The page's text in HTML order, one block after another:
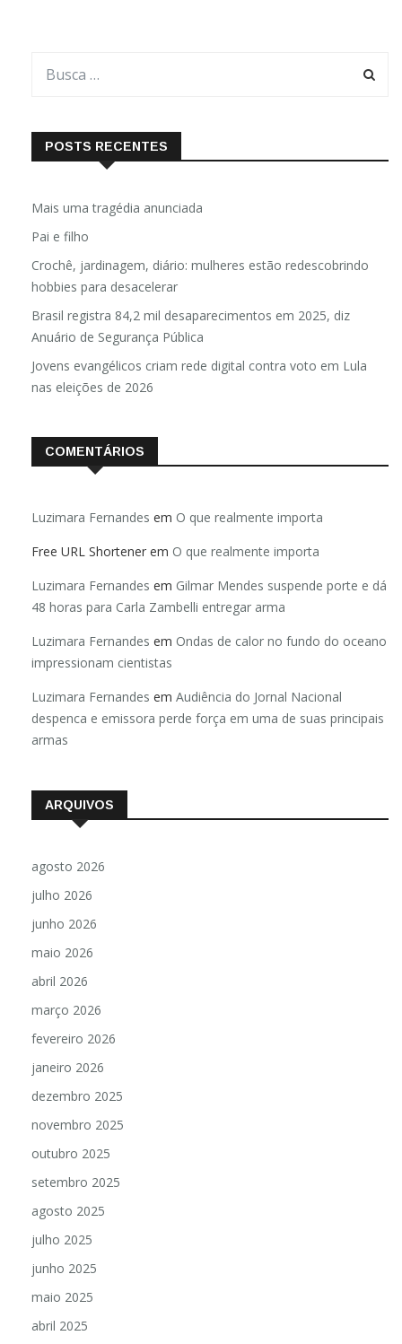
POSTS RECENTES
Mais uma tragédia anunciada
Pai e filho
Crochê, jardinagem, diário: mulheres estão redescobrindo
hobbies para desacelerar
Brasil registra 84,2 mil desaparecimentos em 2025, diz
Anuário de Segurança Pública
Jovens evangélicos criam rede digital contra voto em Lula
nas eleições de 2026
COMENTÁRIOS
Luzimara Fernandes em O que realmente importa
Free URL Shortener em O que realmente importa
Luzimara Fernandes em Gilmar Mendes suspende porte e dá
48 horas para Carla Zambelli entregar arma
Luzimara Fernandes em Ondas de calor no fundo do oceano
impressionam cientistas
Luzimara Fernandes em Audiência do Jornal Nacional
despenca e emissora perde força em uma de suas principais
armas
ARQUIVOS
agosto 2026
julho 2026
junho 2026
maio 2026
abril 2026
março 2026
fevereiro 2026
janeiro 2026
dezembro 2025
novembro 2025
outubro 2025
setembro 2025
agosto 2025
julho 2025
junho 2025
maio 2025
abril 2025